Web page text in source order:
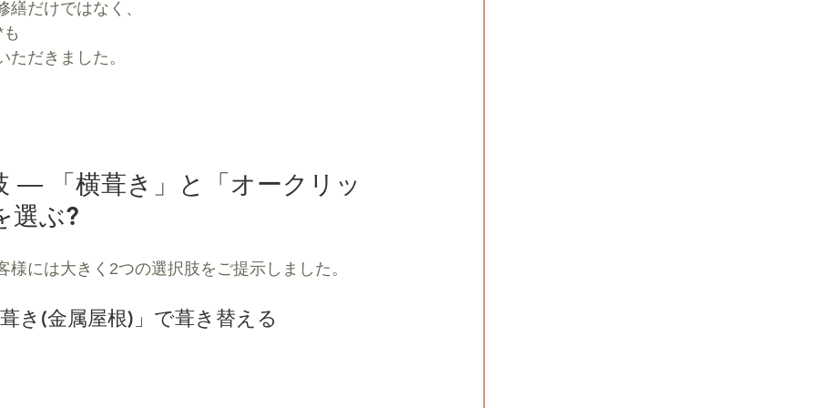
だけではなく、
だきました。
― 「横葺き」と「オークリッ
選ぶ?
様には大きく2つの選択肢をご提示しました。
き(金属屋根)」で葺き替える